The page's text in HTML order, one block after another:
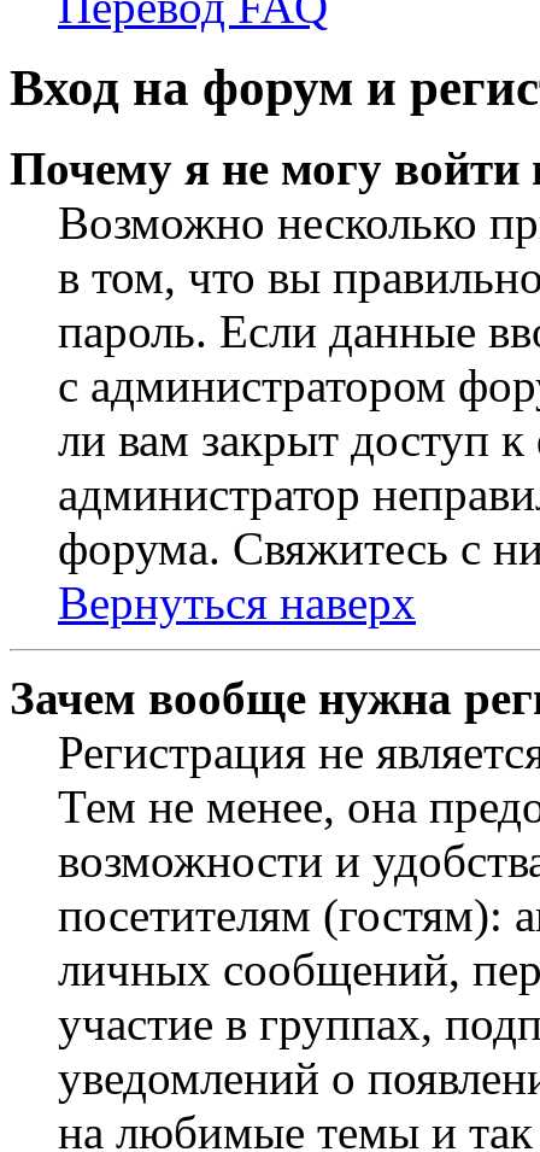
Вход на форум и
Почему я не могу войти
Возможно несколько
в том, что вы
пароль. Если данные
с администратором
ли вам закрыт доступ
администратор
форума. Свяжитесь с
Вернуться наверх
Зачем вообще нужна
Регистрация не
Тем не менее, она
возможности и
посетителям (гостям):
личных сообщений,
участие в группах,
уведомлений о
на любимые темы и так